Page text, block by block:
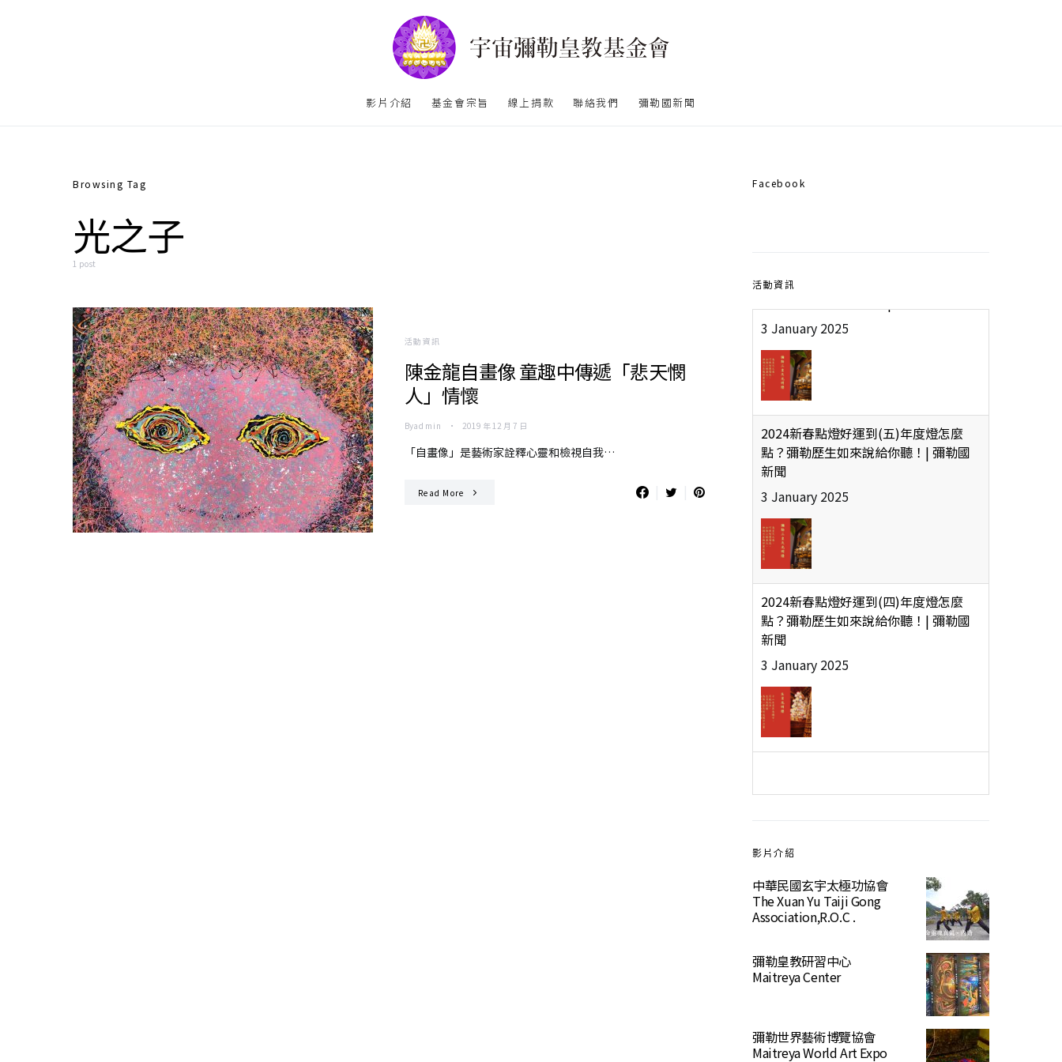
影片介紹 基金會宗旨 線上捐款 聯絡我們 彌勒國新聞
Browsing Tag
光之子
1 post
活動資訊
陳金龍自畫像 童趣中傳遞「悲天憫
人」情懷
Byadmin 2019 年 12 月 7 日
「自畫像」是藝術家詮釋心靈和檢視自我…
Read More
Facebook
活動資訊
新春點燈好運到(六)年度燈怎麼點？彌
2024新春點燈好運到(五)年度燈怎麼
點？彌勒歷生如來說給你聽！| 彌勒國
新聞
3 January 2025
2024新春點燈好運到(四)年度燈怎麼
點？彌勒歷生如來說給你聽！| 彌勒國
新聞
3 January 2025
影片介紹
中華民國玄宇太極功協會
The Xuan Yu Taiji Gong
Association,R.O.C .
彌勒皇教研習中心
Maitreya Center
彌勒世界藝術博覽協會
Maitreya World Art Expo